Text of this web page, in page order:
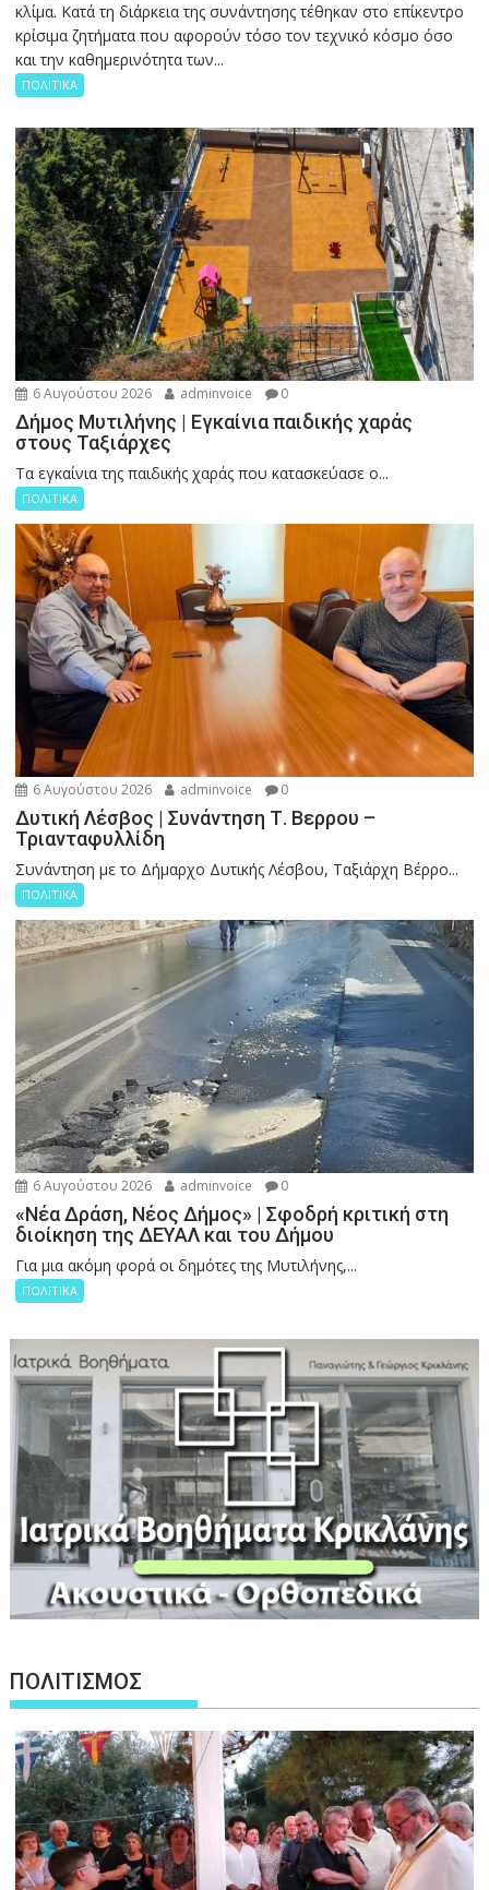
κλίμα. Κατά τη διάρκεια της συνάντησης τέθηκαν στο επίκεντρο
κρίσιμα ζητήματα που αφορούν τόσο τον τεχνικό κόσμο όσο
και την καθημερινότητα των...
ΠΟΛΙΤΙΚΑ
6 Αυγούστου 2026 adminvoice 0
Δήμος Μυτιλήνης | Εγκαίνια παιδικής χαράς
στους Ταξιάρχες
Tα εγκαίνια της παιδικής χαράς που κατασκεύασε ο...
ΠΟΛΙΤΙΚΑ
6 Αυγούστου 2026 adminvoice 0
Δυτική Λέσβος | Συνάντηση Τ. Βερρου –
Τριανταφυλλίδη
Συνάντηση με το Δήμαρχο Δυτικής Λέσβου, Ταξιάρχη Βέρρο...
ΠΟΛΙΤΙΚΑ
6 Αυγούστου 2026 adminvoice 0
«Νέα Δράση, Νέος Δήμος» | Σφοδρή κριτική στη
διοίκηση της ΔΕΥΑΛ και του Δήμου
Για μια ακόμη φορά οι δημότες της Μυτιλήνης,...
ΠΟΛΙΤΙΚΑ
ΠΟΛΙΤΙΣΜΟΣ